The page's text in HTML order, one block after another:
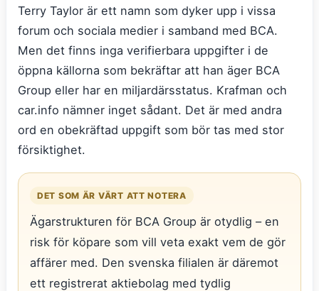
Terry Taylor är ett namn som dyker upp i vissa
forum och sociala medier i samband med BCA.
Men det finns inga verifierbara uppgifter i de
öppna källorna som bekräftar att han äger BCA
Group eller har en miljardärsstatus. Krafman och
car.info nämner inget sådant. Det är med andra
ord en obekräftad uppgift som bör tas med stor
försiktighet.
DET SOM ÄR VÄRT ATT NOTERA
Ägarstrukturen för BCA Group är otydlig – en
risk för köpare som vill veta exakt vem de gör
affärer med. Den svenska filialen är däremot
ett registrerat aktiebolag med tydlig